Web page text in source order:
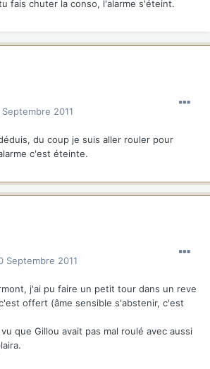
fais chuter la conso, l'alarme s'éteint.
2011
du coup je suis aller rouler pour
c'est éteinte.
Septembre 2011
j'ai pu faire un petit tour dans un reve
offert (âme sensible s'abstenir, c'est
que Gillou avait pas mal roulé avec aussi